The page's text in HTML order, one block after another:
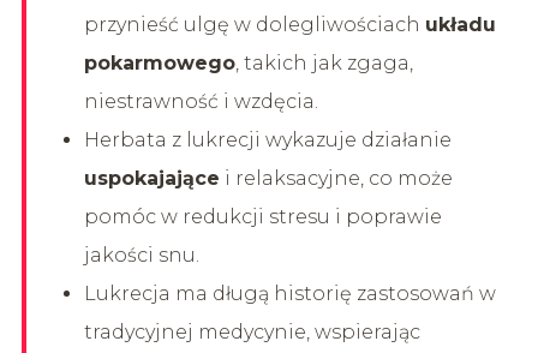
przynieść ulgę w dolegliwościach układu
pokarmowego, takich jak zgaga,
niestrawność i wzdęcia.
Herbata z lukrecji wykazuje działanie
uspokajające i relaksacyjne, co może
pomóc w redukcji stresu i poprawie
jakości snu.
Lukrecja ma długą historię zastosowań w
tradycyjnej medycynie, wspierając